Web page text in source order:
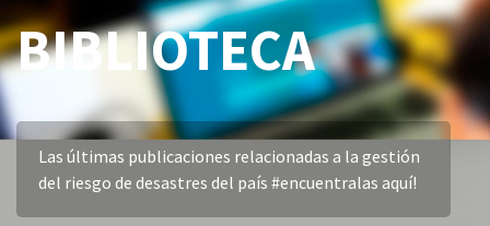
BIBLIOTECA
Las últimas publicaciones relacionadas a la gestión
del riesgo de desastres del país #encuentralas aquí!